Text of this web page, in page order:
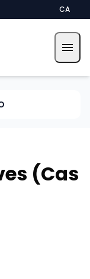
CA
menu
(Cas